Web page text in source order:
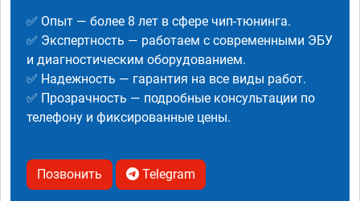
✅ Опыт — более 8 лет в сфере чип-тюнинга.
✅ Экспертность — работаем с современными ЭБУ
и диагностическим оборудованием.
✅ Надежность — гарантия на все виды работ.
✅ Прозрачность — подробные консультации по
телефону и фиксированные цены.
Позвонить Telegram